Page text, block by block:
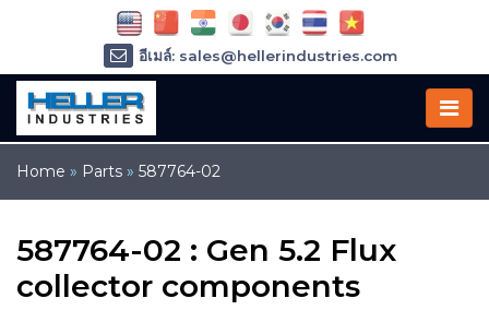
Home » Parts » 587764-02
587764-02 : Gen 5.2 Flux
collector components
อีเมล์: sales@hellerindustries.com
อีเมล์: service@hellerindustries.com
โทรศัพท์ :